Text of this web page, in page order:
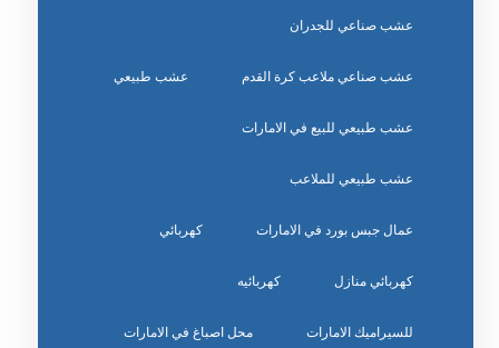
عشب صناعي للجدران
عشب صناعي ملاعب كرة القدم عشب طبيعي
عشب طبيعي للبيع في الامارات
عشب طبيعي للملاعب
عمال جبس بورد في الامارات كهربائي
كهربائي منازل كهربائيه
للسيراميك الامارات محل اصباغ في الامارات